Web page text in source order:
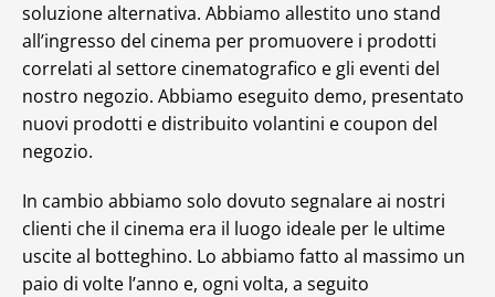
soluzione alternativa. Abbiamo allestito uno stand
all’ingresso del cinema per promuovere i prodotti
correlati al settore cinematografico e gli eventi del
nostro negozio. Abbiamo eseguito demo, presentato
nuovi prodotti e distribuito volantini e coupon del
negozio.
In cambio abbiamo solo dovuto segnalare ai nostri
clienti che il cinema era il luogo ideale per le ultime
uscite al botteghino. Lo abbiamo fatto al massimo un
paio di volte l’anno e, ogni volta, a seguito